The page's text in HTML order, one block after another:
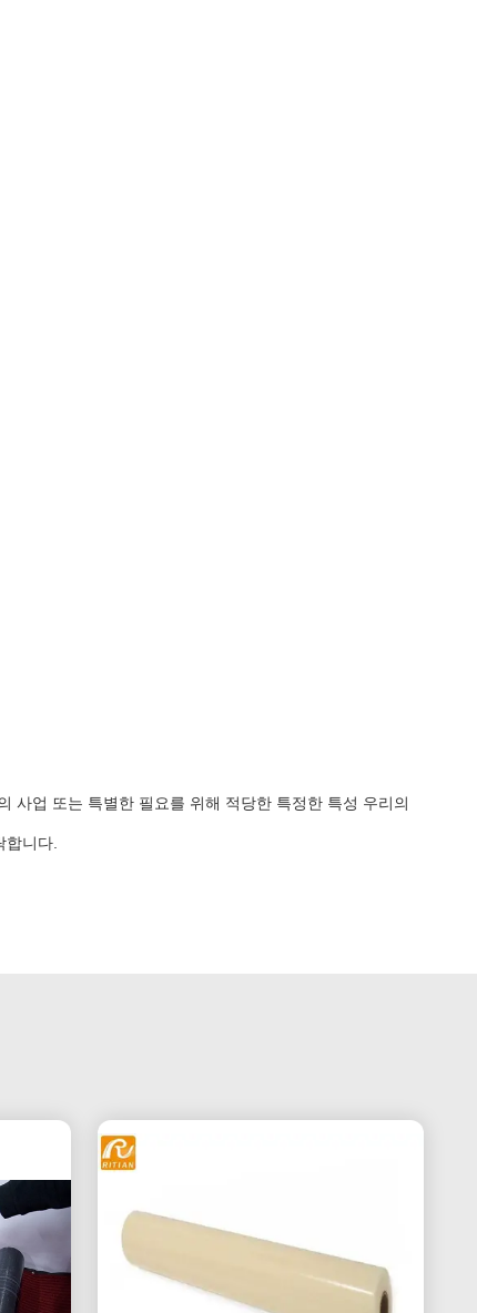
사업 또는 특별한 필요를 위해 적당한 특정한 특성 우리의
니다.